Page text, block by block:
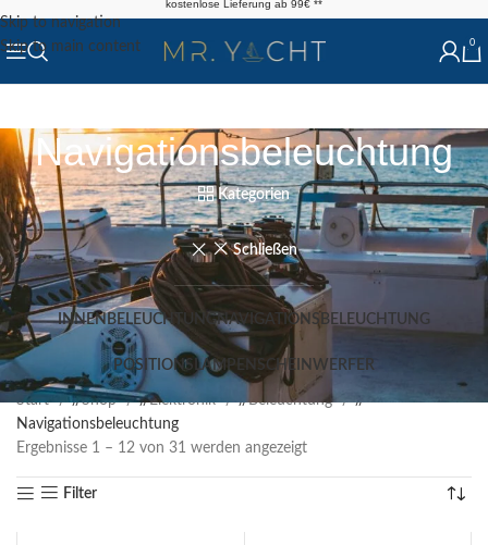
Skip to navigation
Skip to main content
kostenlose Lieferung ab 99€ **
0
Navigationsbeleuchtung
Kategorien
Schließen
INNENBELEUCHTUNGNAVIGATIONSBELEUCHTUNG
POSITIONSLAMPEN SCHEINWERFER
Start / Shop / Elektronik / Beleuchtung
/
Navigationsbeleuchtung
Ergebnisse 1 – 12 von 31 werden angezeigt
Filter